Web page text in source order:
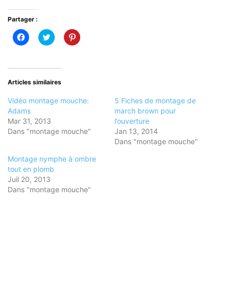
Partager :
Cliquez
pour
dans
nouvelle
Cliquez
pour
dans
nouvelle
Cliquez
pour
Articles similaires
Vidéo montage mouche:
Adams
Mar 31, 2013
Dans "montage mouche"
5 Fiches de montage de
march brown pour
l’ouverture
Jan 13, 2014
Dans "montage mouche"
Montage nymphe à ombre
tout en plomb
Juil 20, 2013
Dans "montage mouche"